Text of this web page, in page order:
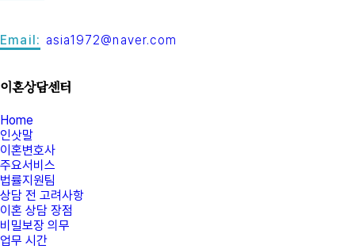
Email: asia1972@naver.com
이혼상담센터
Home
인삿말
이혼변호사
주요서비스
법률지원팀
상담 전 고려사항
이혼 상담 장점
비밀보장 의무
업무 시간